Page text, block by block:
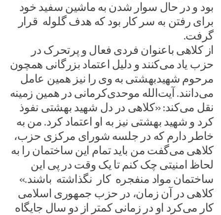
بود و در حال سوار شدن به ماشین سفید خود
برای رفتن به سر کار بود که هدف گلوله قرار
گرفت.
از کلاهی باعنوان فردی فعال و پرتحرک در
حزب یاد می‌کنند و دلیل اعتماد بزرگانی همچون
مرحوم شهیدبهشتی به وی را نیز همین عامل
می‌دانند. آیت‌الله موحدی‌کرمانی در همین زمینه
نقل می‌کند: «کلاهی در دل شهید بهشتی نفوذ
کرد و شهید بهشتی نیز به او اعتماد کرد. من به
خاطر دارم که در جلسه شورای مرکزی حزب،
کلاهی می‌گفت من باید تمام این ساختمان را به
لحاظ امنیتی چک کنم تا یک وقت در پی این
ساختمان مواد منفجره کار نگذاشته باشند.»
کلاهی در آن زمان، در حزب جمهوری اسلامی
کار می‌کرد او در زمانی کمتر از دو سال جایگاه